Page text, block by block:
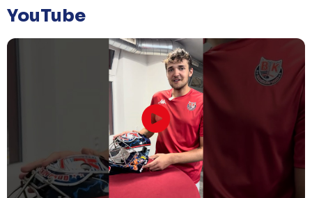
které se mělo odehrát v pátek 30. ledna ve 14:15,
odloženo!Odehraje se v náhradním termínu, o
kterém se bude jednat.
Náhradní termín 32. kola
Utkání 32. kola v Písku
mělo původně odehrát 31. ledna, bylo z důvodu
odloženo. Kluby se domluvily na
náhradním termínu, Bruslaři se s Pískem utkají
venkuv pondělí 16. února od 18:00.
YouTube